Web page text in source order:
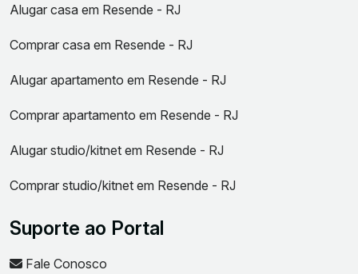
Alugar casa em Resende - RJ
Comprar casa em Resende - RJ
Alugar apartamento em Resende - RJ
Comprar apartamento em Resende - RJ
Alugar studio/kitnet em Resende - RJ
Comprar studio/kitnet em Resende - RJ
Suporte ao Portal
Fale Conosco